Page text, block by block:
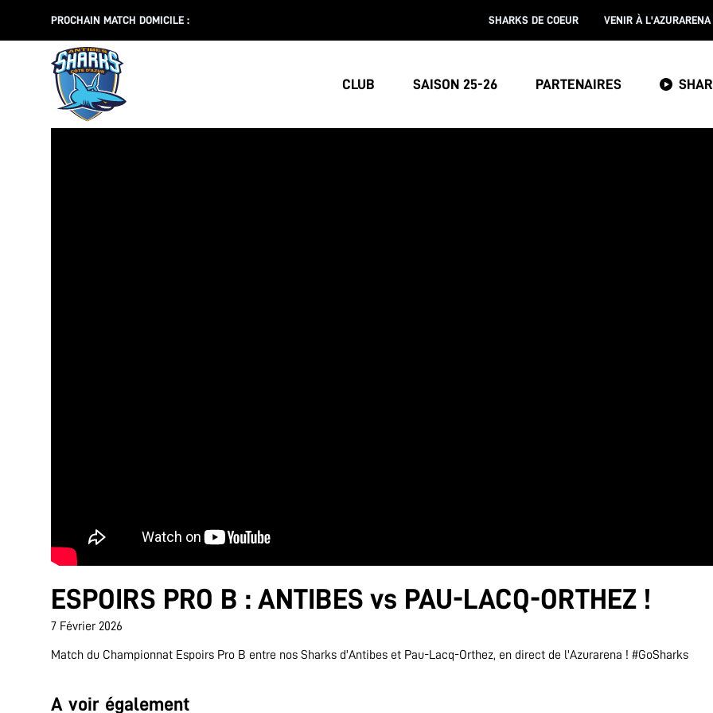
PROCHAIN MATCH DOMICILE : SHARKS DE COEUR VENIR À L'AZURARENA
CLUB SAISON 25-26 PARTENAIRES
ESPOIRS PRO B : ANTIBES vs PAU-LACQ-ORTHEZ !
7 Février 2026
Match du Championnat Espoirs Pro B entre nos Sharks d'Antibes et Pau-Lacq-Orthez, en direct de l'Azurarena ! #GoSharks
A voir également